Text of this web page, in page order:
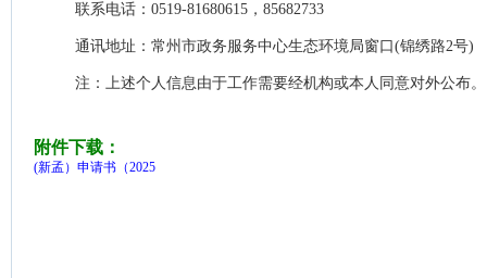
联系电话：0519-81680615，85682733
通讯地址：常州市政务服务中心生态环境局窗口(锦绣路2号)
注：上述个人信息由于工作需要经机构或本人同意对外公布。
附件下载：
(新孟）申请书（2025